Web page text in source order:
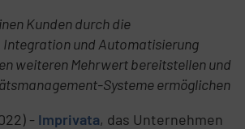
Kunden durch die
Integration und Automatisierung
weiteren Mehrwert bereitstellen und
Systeme ermöglichen
- Imprivata, das Unternehmen